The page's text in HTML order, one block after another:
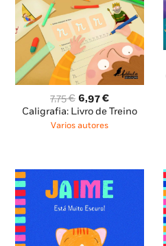
7,75€ O
preço
original
6,97€O
preço
atual
Caligrafia: Livro de Treino
Varios autores